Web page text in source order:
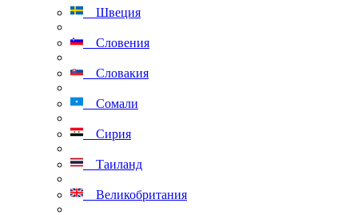
Швеция
Словения
Словакия
Сомали
Сирия
Таиланд
Великобритания